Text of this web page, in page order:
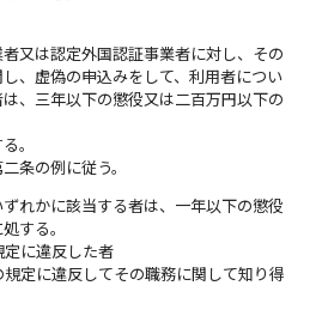
又は認定外国認証事業者に対し、その
、虚偽の申込みをして、利用者につい
、三年以下の懲役又は二百万円以下の
。
条の例に従う。
れかに該当する者は、一年以下の懲役
する。
に違反した者
定に違反してその職務に関して知り得